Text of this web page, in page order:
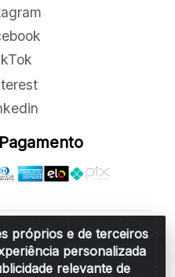
próprios e de terceiros
personalizada
relevante de
LTDA - R: Rua
Alves, 876 - Santa
13.456-166 - CNPJ